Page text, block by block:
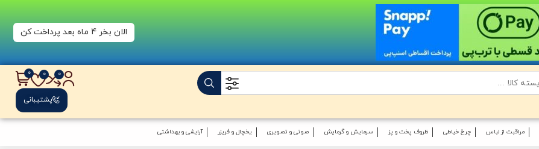
الان بخر 4 ماه بعد پرداخت کن
پشتیبانی
مراقبت از لباس چرخ خیاطی ظروف پخت و پز سرمایش و گرمایش صوتی و تصویری یخچال و فریزر آرایشی و بهداشتی